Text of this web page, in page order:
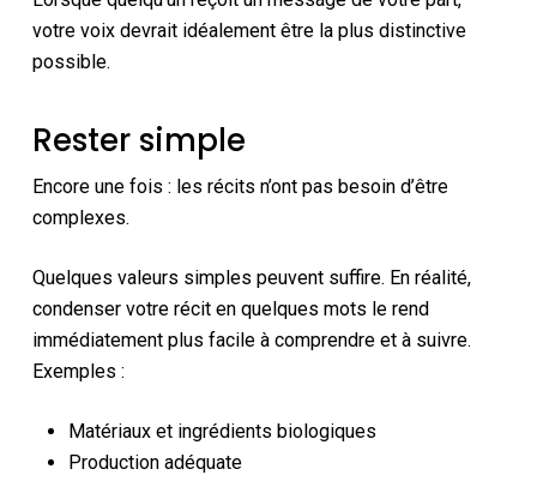
votre voix devrait idéalement être la plus distinctive
possible.
Rester simple
Encore une fois : les récits n’ont pas besoin d’être
complexes.
Quelques valeurs simples peuvent suffire. En réalité,
condenser votre récit en quelques mots le rend
immédiatement plus facile à comprendre et à suivre.
Exemples :
Matériaux et ingrédients biologiques
Production adéquate